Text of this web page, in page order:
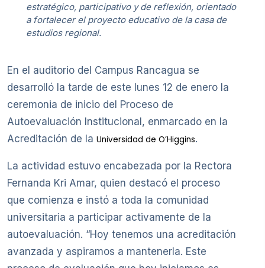
estratégico, participativo y de reflexión, orientado
a fortalecer el proyecto educativo de la casa de
estudios regional.
En el auditorio del Campus Rancagua se
desarrolló la tarde de este lunes 12 de enero la
ceremonia de inicio del Proceso de
Autoevaluación Institucional, enmarcado en la
Acreditación de la Universidad de O’Higgins.
La actividad estuvo encabezada por la Rectora
Fernanda Kri Amar, quien destacó el proceso
que comienza e instó a toda la comunidad
universitaria a participar activamente de la
autoevaluación. “Hoy tenemos una acreditación
avanzada y aspiramos a mantenerla. Este